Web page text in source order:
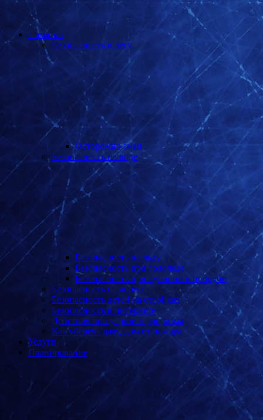
Памятки
Безопасность в лесу
Осторожно змеи
Безопасность на воде
Безопасность на льду
Безопасность при гололеде
Безопасность при купании в проруби
Безопасность на дороге
Безопасность детей на стройках
Безопасность в интернете
Действия при угрозе терроризма
Как уберечь дачу, дом от пожара
Услуги
Планирование